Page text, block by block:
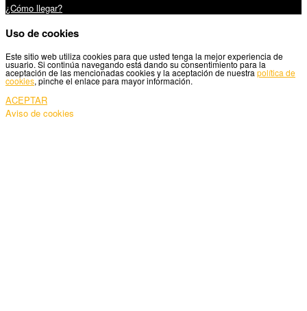
¿Cómo llegar?
Uso de cookies
Este sitio web utiliza cookies para que usted tenga la mejor experiencia de
usuario. Si continúa navegando está dando su consentimiento para la
aceptación de las mencionadas cookies y la aceptación de nuestra política de
cookies, pinche el enlace para mayor información.
ACEPTAR
Aviso de cookies